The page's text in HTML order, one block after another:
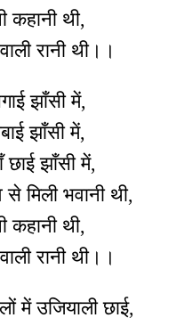
कहानी थी,
रानी थी।।
झाँसी में,
झाँसी में,
झाँसी में,
मिली भवानी थी,
कहानी थी,
रानी थी।।
में उजियाली छाई,